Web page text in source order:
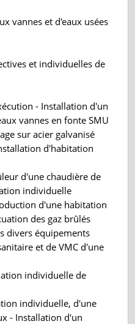
vannes et d'eaux usées
et individuelles de
- Installation d'un
vannes en fonte SMU
sur acier galvanisé
d'habitation
d'une chaudière de
individuelle
d'une habitation
des gaz brûlés
divers équipements
et de VMC d'une
individuelle de
individuelle, d'une
- Installation d'un